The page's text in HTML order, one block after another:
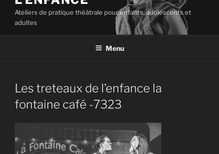
Ateliers de pratique théâtrale pour enfants, adolescents et
adultes
Menu
Les treteaux de l’enfance la
fontaine café -7323